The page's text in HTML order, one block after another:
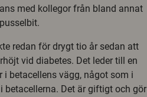
med kollegor från bland annat
redan för drygt tio år sedan att
vid diabetes. Det leder till en
betacellens vägg, något som i
betacellerna. Det är giftigt och gör